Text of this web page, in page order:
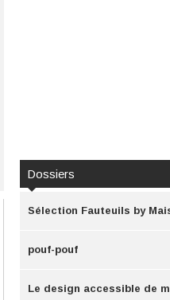
Dossiers
Sélection Fauteuils by
pouf-pouf
Le design accessible de